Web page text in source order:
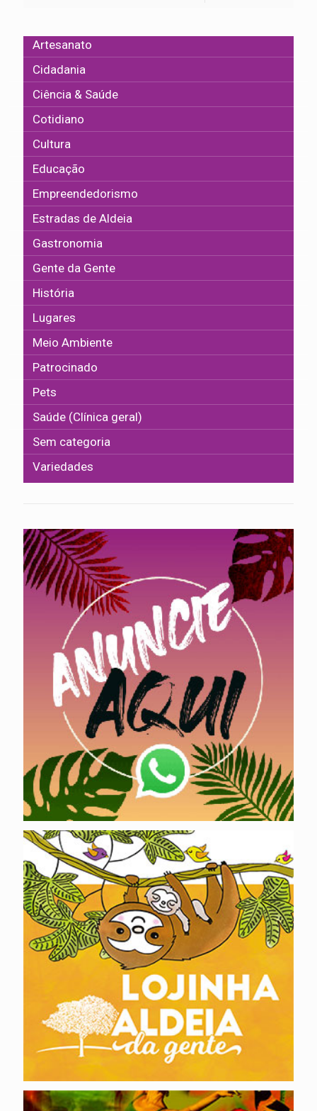
Artesanato
Cidadania
Ciência & Saúde
Cotidiano
Cultura
Educação
Empreendedorismo
Estradas de Aldeia
Gastronomia
Gente da Gente
História
Lugares
Meio Ambiente
Patrocinado
Pets
Saúde (Clínica geral)
Sem categoria
Variedades